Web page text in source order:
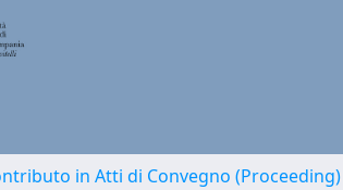
in Atti di Convegno (Proceeding)